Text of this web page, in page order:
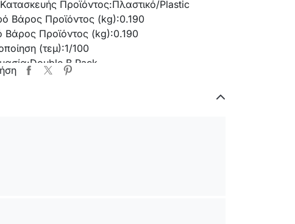
Προϊόντος:Πλαστικό/Plastic
Βάρος Προϊόντος (kg):0.190
Βάρος Προϊόντος (kg):0.190
(τεμ):1/100
Double B.Pack
25mm